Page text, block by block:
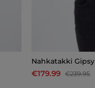
Nahkatakki Gipsy
€179.99 €239.95